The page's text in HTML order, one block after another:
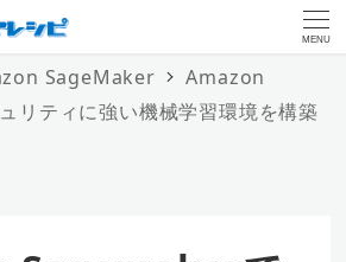
MENU
SageMaker
Amazon
リティに強い機械学習環境を構築